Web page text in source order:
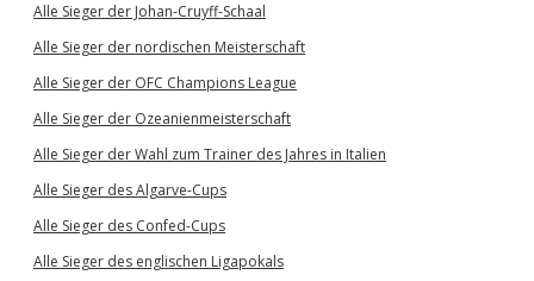
Alle Sieger der Johan-Cruyff-Schaal
Alle Sieger der nordischen Meisterschaft
Alle Sieger der OFC Champions League
Alle Sieger der Ozeanienmeisterschaft
Alle Sieger der Wahl zum Trainer des Jahres in Italien
Alle Sieger des Algarve-Cups
Alle Sieger des Confed-Cups
Alle Sieger des englischen Ligapokals